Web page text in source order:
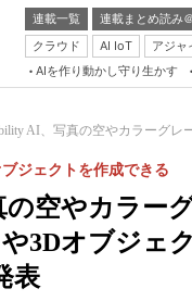
連載一覧 連載まとめ読み
クラウド
AI IoT アジ
AIを作り動かし守り生かす
AI、写真の空やカラーグレ
空やカラー
や3Dオブジェ
表
ジェクトを作成できる